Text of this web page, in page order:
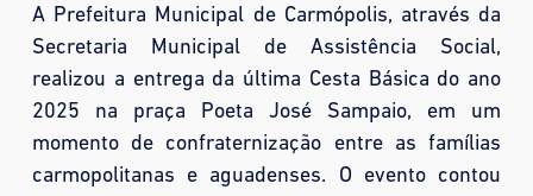
A Prefeitura Municipal de Carmópolis, através da
Secretaria Municipal de Assistência Social,
realizou a entrega da última Cesta Básica do ano
2025 na praça Poeta José Sampaio, em um
momento de confraternização entre as famílias
carmopolitanas e aguadenses. O evento contou